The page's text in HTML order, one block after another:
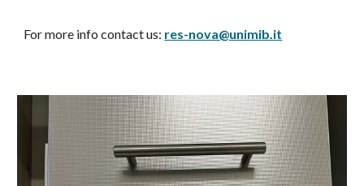
For more info contact us: res-nova@unimib.it